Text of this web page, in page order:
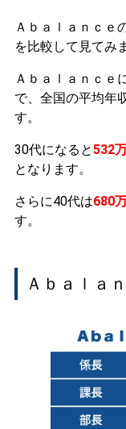
Ａｂａｌａｎｃｅ
を比較して見てみ
Ａｂａｌａｎｃｅ
で、全国の平均年
す。
30代になると532
となります。
さらに40代は680
す。
Ａｂａｌａ